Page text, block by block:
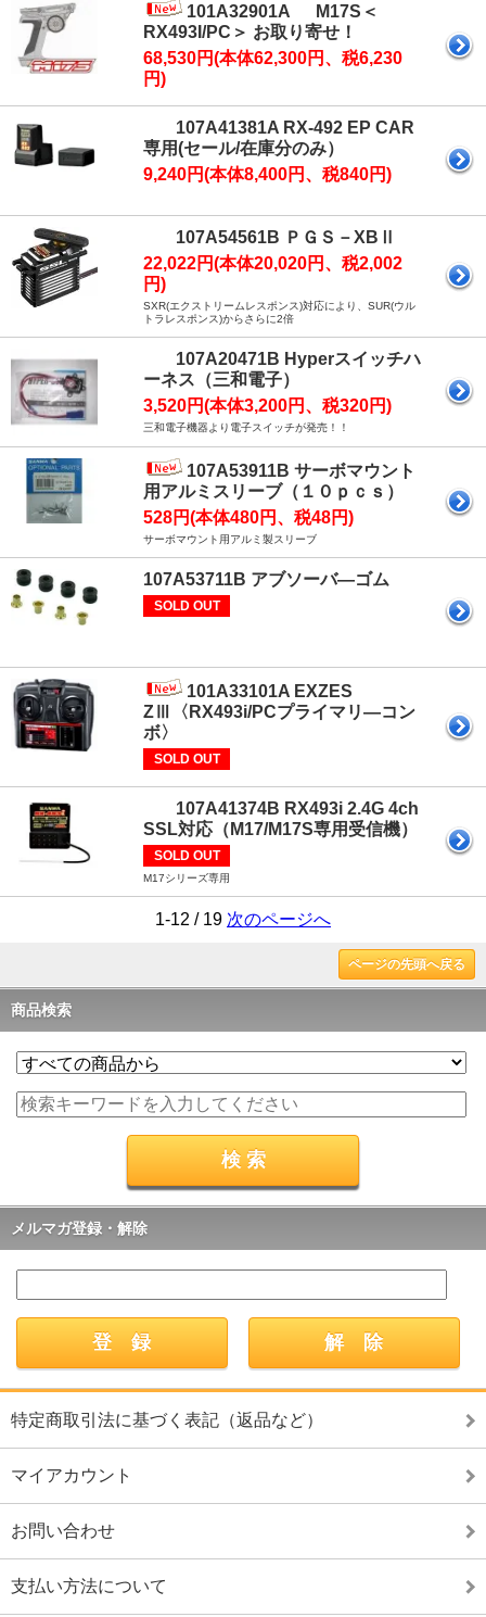
101A32901A M17S＜
RX493I/PC＞ お取り寄せ！
68,530円(本体62,300円、税6,230
円)
107A41381A RX-492 EP CAR
専用(セール/在庫分のみ）
9,240円(本体8,400円、税840円)
107A54561B ＰＧＳ－XBⅡ
22,022円(本体20,020円、税2,002
円)
SXR(エクストリームレスポンス)対応により、SUR(ウル
トラレスポンス)からさらに2倍
107A20471B Hyperスイッチハ
ーネス（三和電子）
3,520円(本体3,200円、税320円)
三和電子機器より電子スイッチが発売！！
107A53911B サーボマウント
用アルミスリーブ（１０ｐｃｓ）
528円(本体480円、税48円)
サーボマウント用アルミ製スリーブ
107A53711B アブソーバ―ゴム
SOLD OUT
101A33101A EXZES
ZⅢ〈RX493i/PCプライマリ―コン
ボ〉
SOLD OUT
107A41374B RX493i 2.4G 4ch
SSL対応（M17/M17S専用受信機）
SOLD OUT
M17シリーズ専用
1-12 / 19 次のページへ
ページの先頭へ戻る
商品検索
メルマガ登録・解除
特定商取引法に基づく表記（返品など）
マイアカウント
お問い合わせ
支払い方法について